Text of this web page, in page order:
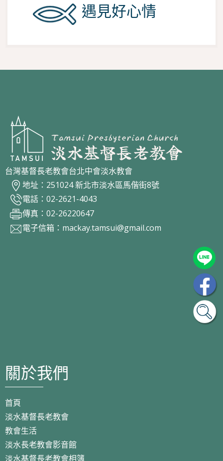
遇見好心情
台灣基督長老教會台北中會淡水教會
地址：251024 新北市淡水區馬偕街8號
電話：02-2621-4043
傳真：02-26220647
電子信箱： mackay.tamsui@gmail.com
關於我們
首頁
淡水基督長老教會
教會生活
淡水長老教會影音館
淡水基督長老教會相簿